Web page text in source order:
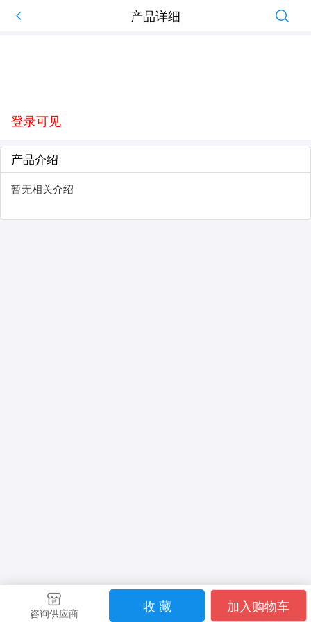
产品详细
登录可见
产品介绍
暂无相关介绍
咨询供应商 收 藏 加入购物车